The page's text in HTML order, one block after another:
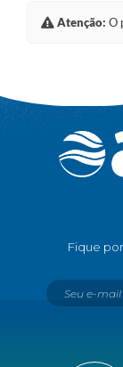
Atenção: O